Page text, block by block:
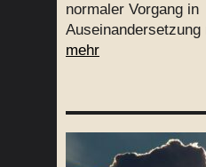
normaler Vorgang in
mehr